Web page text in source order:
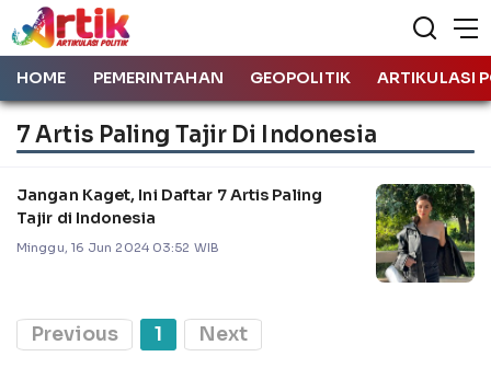
HOME PEMERINTAHAN GEOPOLITIK ARTIKULASI
7 Artis Paling Tajir Di Indonesia
Jangan Kaget, Ini Daftar 7 Artis Paling
Tajir di Indonesia
Minggu, 16 Jun 2024 03:52 WIB
Previous 1 Next